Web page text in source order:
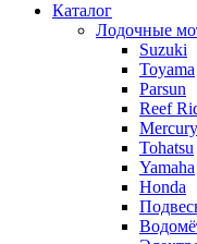
Каталог
Лодочные
Suzuki
Toyama
Parsun
Reef
Mercury
Tohatsu
Yamaha
Honda